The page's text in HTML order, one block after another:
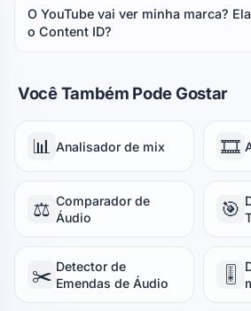
O YouTube vai ver minha marca?
o Content ID?
Você Também Pode Gostar
📊 Analisador de mix 🎞️
⚖️ Comparador de
Áudio
🎯
✂️ Detector de
Emendas de Áudio
🎚️